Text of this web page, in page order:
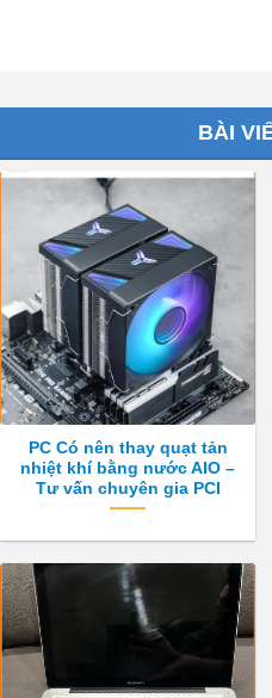
BÀI
PC Có nên thay quạt tản
nhiệt khí bằng nước AIO –
Tư vấn chuyên gia PCI